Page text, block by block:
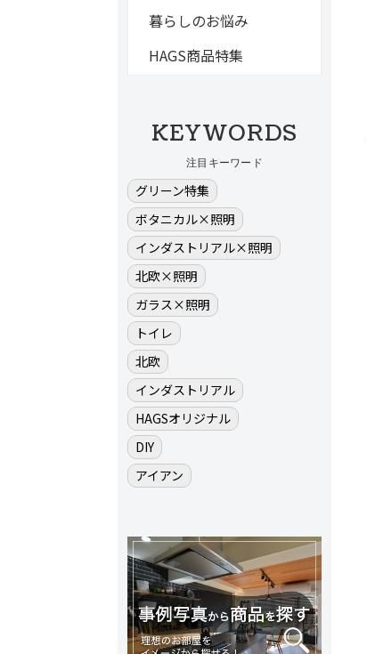
暮らしのお悩み
HAGS商品特集
KEYWORDS
注目キーワード
グリーン特集
ボタニカル×照明
インダストリアル×照明
北欧×照明
ガラス×照明
トイレ
北欧
インダストリアル
HAGSオリジナル
DIY
アイアン